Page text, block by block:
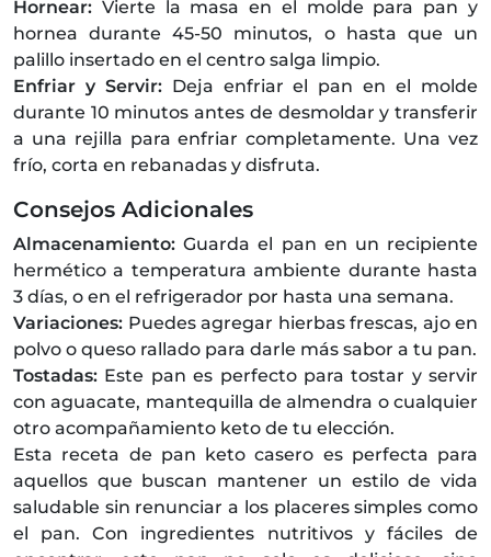
Hornear: Vierte la masa en el molde para pan y
hornea durante 45-50 minutos, o hasta que un
palillo insertado en el centro salga limpio.
Enfriar y Servir:Deja enfriar el pan en el molde
durante 10 minutos antes de desmoldar y transferir
a una rejilla para enfriar completamente. Una vez
frío, corta en rebanadas y disfruta.
Consejos Adicionales
Almacenamiento: Guarda el pan en un recipiente
hermético a temperatura ambiente durante hasta
3 días, o en el refrigerador por hasta una semana.
Variaciones: Puedes agregar hierbas frescas, ajo en
polvo o queso rallado para darle más sabor a tu pan.
Tostadas: Este pan es perfecto para tostar y servir
con aguacate, mantequilla de almendra o cualquier
otro acompañamiento keto de tu elección.
Esta receta de pan keto casero es perfecta para
aquellos que buscan mantener un estilo de vida
saludable sin renunciar a los placeres simples como
el pan. Con ingredientes nutritivos y fáciles de